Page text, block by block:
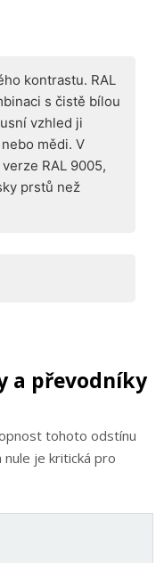
kontrastu. RAL
s čistě bílou
vzhled ji
mědi. V
RAL 9005,
prstů než
a převodníky
tohoto odstínu
je kritická pro